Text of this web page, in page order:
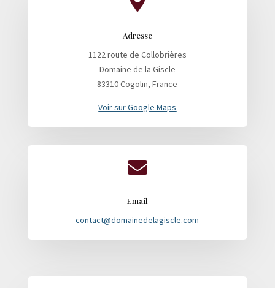
Adresse
1122 route de Collobrières
Domaine de la Giscle
83310 Cogolin, France
Voir sur Google Maps

Email
contact@domainedelagiscle.com